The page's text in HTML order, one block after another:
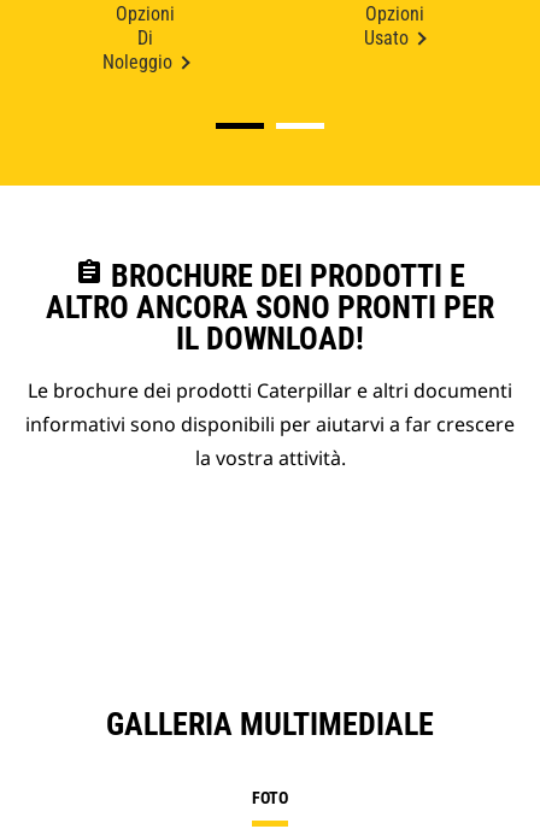
Opzioni
Di
Noleggio
Opzioni
Usato
assignment BROCHURE DEI PRODOTTI E
ALTRO ANCORA SONO PRONTI PER
IL DOWNLOAD!
Le brochure dei prodotti Caterpillar e altri documenti
informativi sono disponibili per aiutarvi a far crescere
la vostra attività.
GALLERIA MULTIMEDIALE
FOTO